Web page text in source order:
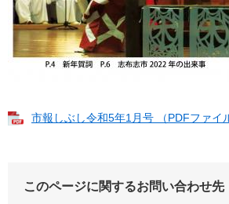
市報しぶし令和5年1月号 （PDFファイ
このページに関するお問い合わせ先